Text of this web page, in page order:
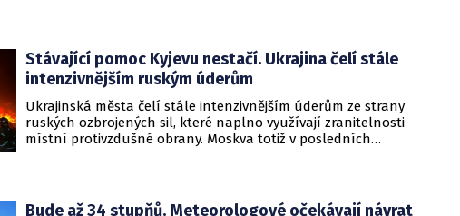
Stávající pomoc Kyjevu nestačí. Ukrajina čelí stále
intenzivnějším ruským úderům
Ukrajinská města čelí stále intenzivnějším úderům ze strany
ruských ozbrojených sil, které naplno využívají zranitelnosti
místní protivzdušné obrany. Moskva totiž v posledních
obyvatelstvu dává jen pramalou šanci se včas ukrýt.
Bude až 34 stupňů. Meteorologové očekávají návrat